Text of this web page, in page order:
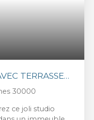
TERRASSE
ET
30000
ce joli studio